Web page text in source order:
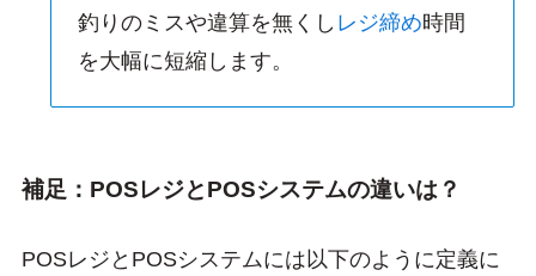
釣りのミスや違算を無くし レジ締め時間
を大幅に短縮します。
補足：POSレジとPOSシステムの違いは？
POSレジとPOSシステムには以下のように定義に